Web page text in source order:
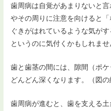
歯周病は自覚があまりないと
やその周りに注意を向けると
ぐきがはれているような気が
というのに気付くかもしれませ
歯と歯茎の間には、隙間（ポ
どんどん深くなります。（図の
歯周病が進むと、歯を支える